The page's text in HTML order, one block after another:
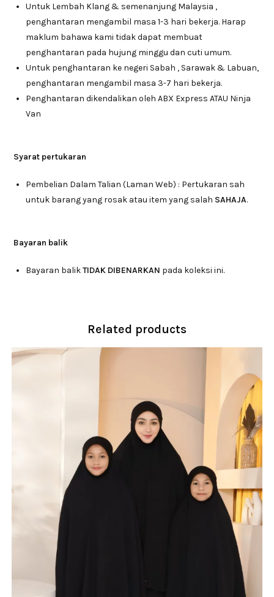
Untuk Lembah Klang & semenanjung Malaysia ,
penghantaran mengambil masa 1-3 hari bekerja. Harap
maklum bahawa kami tidak dapat membuat
penghantaran pada hujung minggu dan cuti umum.
Untuk penghantaran ke negeri Sabah , Sarawak & Labuan,
penghantaran mengambil masa 3-7 hari bekerja.
Penghantaran dikendalikan oleh ABX Express ATAU Ninja
Van
Syarat pertukaran
Pembelian Dalam Talian (Laman Web) : Pertukaran sah
untuk barang yang rosak atau item yang salah SAHAJA.
Bayaran balik
Bayaran balikTIDAK DIBENARKAN pada koleksi ini.
Related products